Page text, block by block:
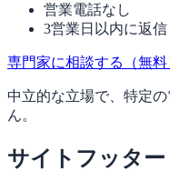
営業電話なし
3営業日以内に返信
専門家に相談する（無料
中立的な立場で、特定
ん。
サイトフッター